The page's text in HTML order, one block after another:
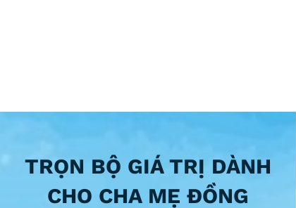
TRỌN BỘ GIÁ TRỊ DÀNH
CHO CHA MẸ ĐỒNG